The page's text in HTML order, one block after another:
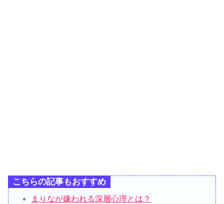
こちらの記事もおすすめ
まりなが嫌われる深層心理とは？